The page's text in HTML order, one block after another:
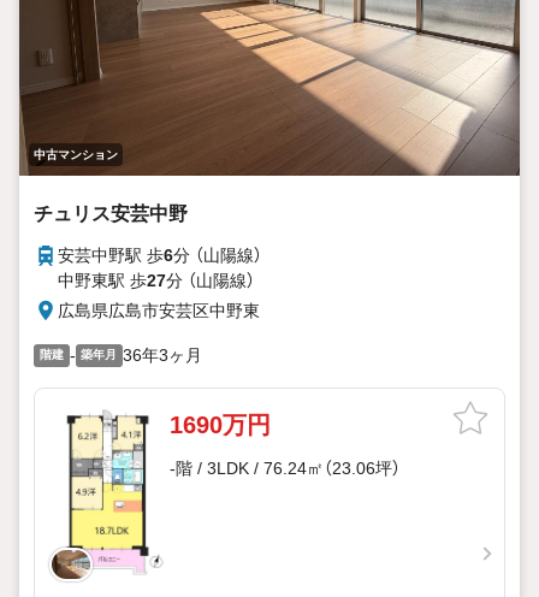
中古マンション
チュリス安芸中野
安芸中野駅 歩6分 （山陽線）
中野東駅 歩27分 （山陽線）
広島県広島市安芸区中野東
階建 - 築年月 36年3ヶ月
1690万円
-階 / 3LDK / 76.24㎡（23.06坪）